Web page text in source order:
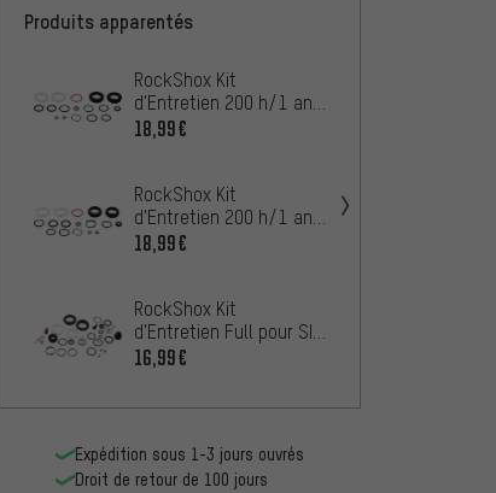
Produits apparentés
RockShox Kit
d'Entretien 200 h/1 an
pour Reba A7 120 mm
18,99€
RockShox Kit
d'Entretien 200 h/1 an
pour Reba A7 Boost
18,99€
RockShox Kit
d'Entretien Full pour SID
/ Reba Solo Air Modèles
16,99€
Expédition sous 1-3 jours ouvrés
Droit de retour de 100 jours